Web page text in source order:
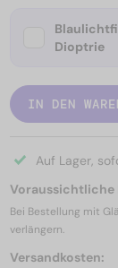
Dioptrie
IN DEN
Auf Lager,
Voraussichtliche
Bei Bestellung mit
verlängern.
Versandkosten: